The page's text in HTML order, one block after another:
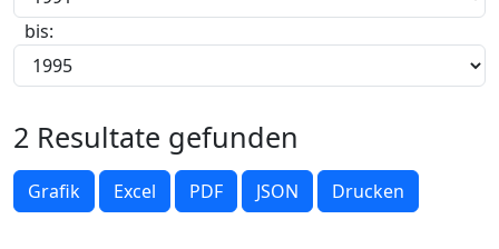
bis:
2 Resultate gefunden
Grafik Excel PDF JSON Drucken